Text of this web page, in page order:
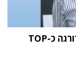
מחקר STKI השנתי: וואן טכנולוגיות דורגה כ-TOP